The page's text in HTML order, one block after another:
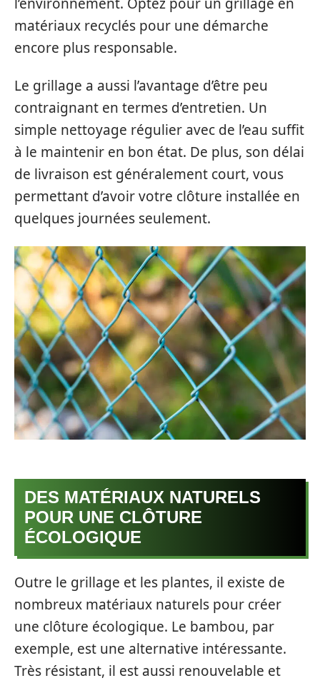
matériaux recyclés pour une démarche
encore plus responsable.
Le grillage a aussi l’avantage d’être peu
contraignant en termes d’entretien. Un
simple nettoyage régulier avec de l’eau suffit
à le maintenir en bon état. De plus, son délai
de livraison est généralement court, vous
permettant d’avoir votre clôture installée en
quelques journées seulement.
DES MATÉRIAUX NATURELS
POUR UNE CLÔTURE
ÉCOLOGIQUE
Outre le grillage et les plantes, il existe de
nombreux matériaux naturels pour créer
une clôture écologique. Le bambou, par
exemple, est une alternative intéressante.
Très résistant, il est aussi renouvelable et